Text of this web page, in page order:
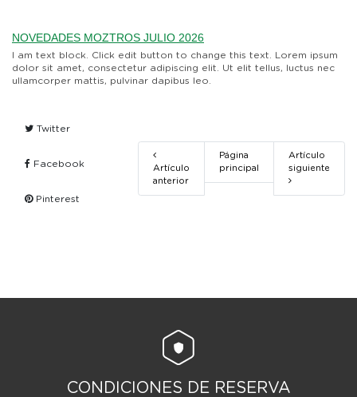
NOVEDADES MOZTROS JULIO 2026
I am text block. Click edit button to change this text. Lorem ipsum
dolor sit amet, consectetur adipiscing elit. Ut elit tellus, luctus nec
ullamcorper mattis, pulvinar dapibus leo.
Twitter
Facebook
Pinterest
Artículo
anterior
Página
principal
Artículo
siguiente
CONDICIONES DE RESERVA